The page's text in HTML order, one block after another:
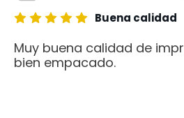
Buena calidad
Muy buena calidad de
bien empacado.